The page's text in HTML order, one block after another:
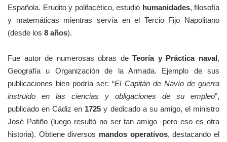
Española. Erudito y polifacético, estudió humanidades, filosofía
y matemáticas mientras servía en el Tercio Fijo Napolitano
(desde los 8 años).
Fue autor de numerosas obras deTeoría y Práctica naval,
Geografía u Organización de la Armada. Ejemplo de sus
publicaciones bien podría ser: “El Capitán de Navío de guerra
instruido en las ciencias y obligaciones de su empleo”,
publicado en Cádiz en 1725 y dedicado a su amigo, el ministro
José Patiño (luego resultó no ser tan amigo -pero eso es otra
historia). Obtiene diversos mandos operativos, destacando el